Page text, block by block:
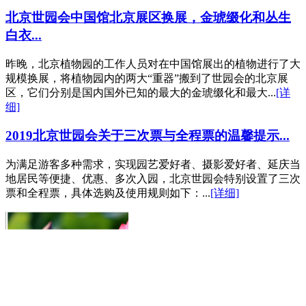
北京世园会中国馆北京展区换展，金琥缀化和丛生
白衣...
昨晚，北京植物园的工作人员对在中国馆展出的植物进行了大
规模换展，将植物园内的两大“重器”搬到了世园会的北京展
区，它们分别是国内国外已知的最大的金琥缀化和最大...[详
细]
2019北京世园会关于三次票与全程票的温馨提示...
为满足游客多种需求，实现园艺爱好者、摄影爱好者、延庆当
地居民等便捷、优惠、多次入园，北京世园会特别设置了三次
票和全程票，具体选购及使用规则如下：...[详细]